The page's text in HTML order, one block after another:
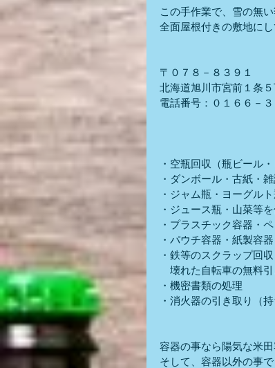
この手作業で、雪の無
全面屋根付きの敷地に
〒０７８－８３９１
北海道旭川市宮前１条５
電話番号：０１６６－
・空瓶回収（瓶ビール
・ダンボール・古紙・
・ジャム瓶・ヨーグル
・ジュース瓶・山菜等
・プラスチック容器・
・パウチ容器・紙製容器
・鉄等のスクラップ回
壊れた自転車の無料引
・機密書類の処理
・消火器の引き取り（持
容器の事なら陽気な米田
そして、容器以外の事